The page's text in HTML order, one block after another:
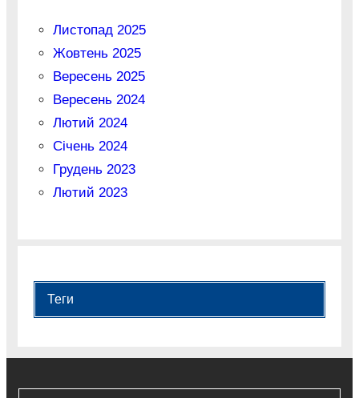
Листопад 2025
Жовтень 2025
Вересень 2025
Вересень 2024
Лютий 2024
Січень 2024
Грудень 2023
Лютий 2023
Теги